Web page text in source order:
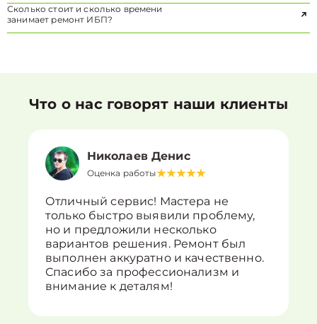
Сколько стоит и сколько времени
занимает ремонт ИБП?
Что о нас говорят наши клиенты
Николаев Денис
Оценка работы
Отличный сервис! Мастера не
только быстро выявили проблему,
но и предложили несколько
вариантов решения. Ремонт был
выполнен аккуратно и качественно.
Спасибо за профессионализм и
внимание к деталям!